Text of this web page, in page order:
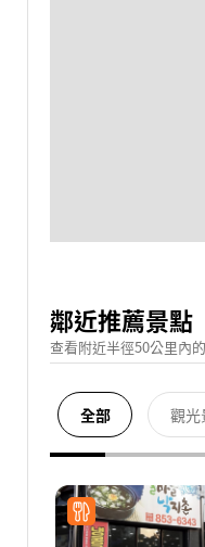
鄰近推薦景點
查看附近半徑50公里內
全部 觀光